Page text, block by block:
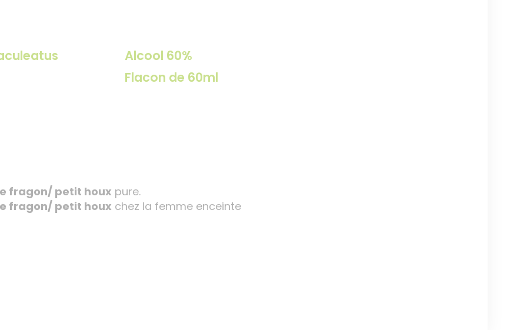
Alcool 60%
Flacon de 60ml
fragon/ petit houx pure.
fragon/ petit houx chez la femme enceinte